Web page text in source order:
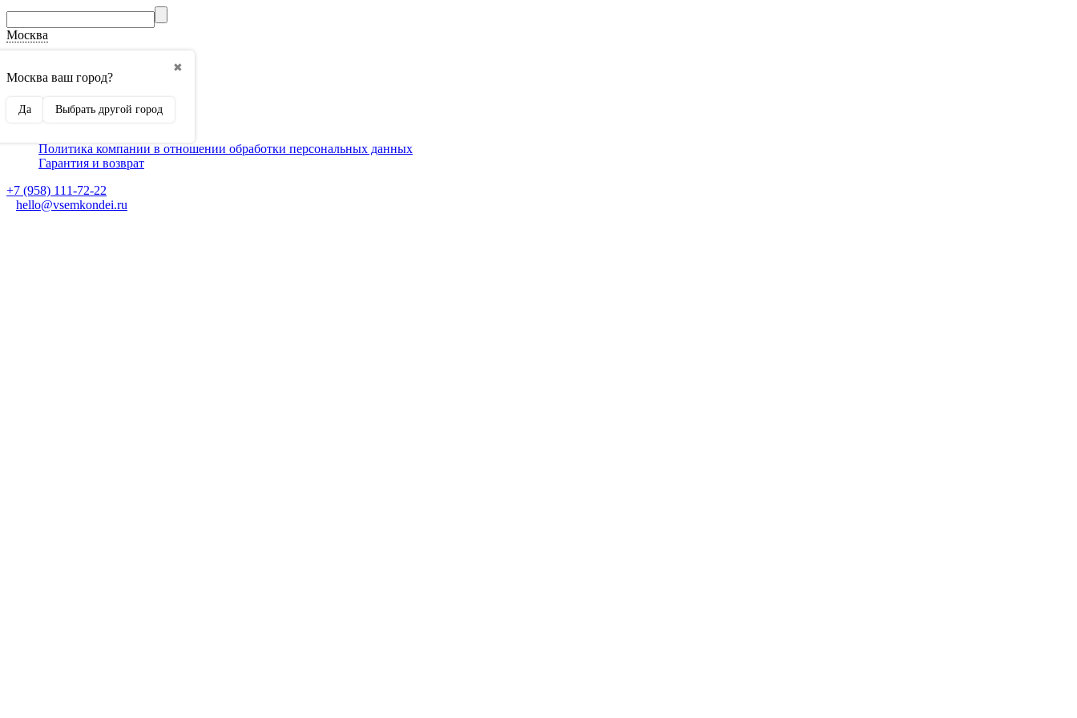
Москва
✖
Москва ваш город?
Да Выбрать другой город
Способы оплаты
Монтаж кондиционеров
Для партнеров
Политика компании в отношении обработки персональных данных
Гарантия и возврат
+7 (958) 111-72-22
hello@vsemkondei.ru